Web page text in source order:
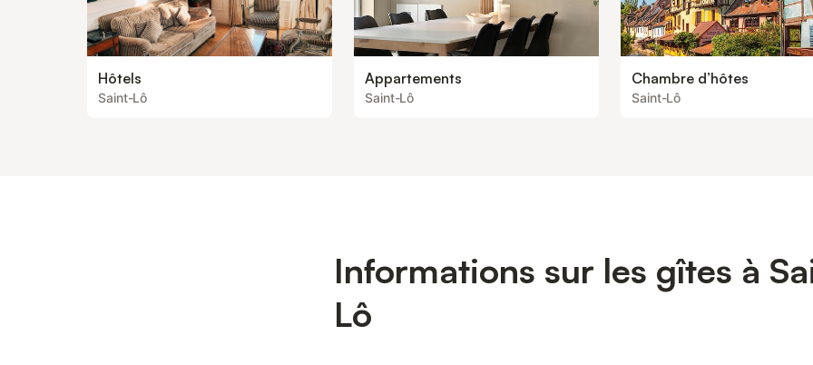
Hôtels
Saint-Lô
Appartements
Saint-Lô
Chambre d’hôtes
Saint-Lô
Informations sur les gîtes à
Lô